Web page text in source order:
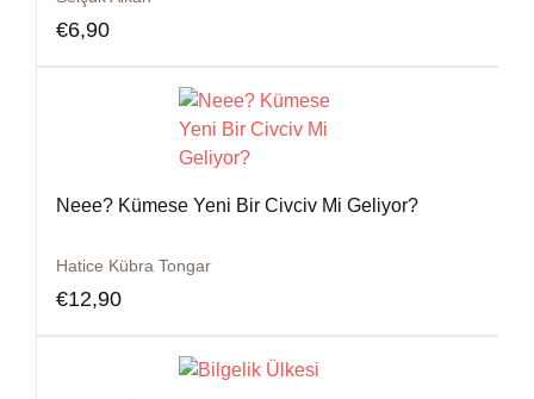
€6,90
Neee? Kümese Yeni Bir Civciv Mi Geliyor?
Hatice Kübra Tongar
€12,90